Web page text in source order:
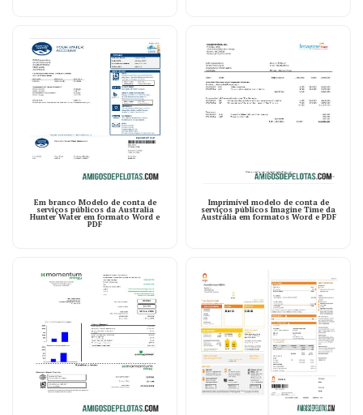
Em branco Modelo de conta de
serviços públicos da Australia
Hunter Water em formato Word e
PDF
Imprimível modelo de conta de
serviços públicos Imagine Time da
Austrália em formatos Word e PDF